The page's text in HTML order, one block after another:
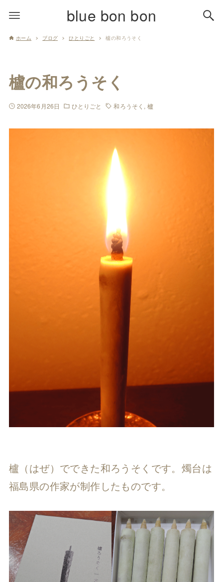
blue bon bon
ホーム ブログ ひとりごと 櫨の和ろうそく
櫨の和ろうそく
2026年6月26日 ひとりごと 和ろうそく 櫨
櫨（はぜ）でできた和ろうそくです。燭台は
福島県の作家が制作したものです。